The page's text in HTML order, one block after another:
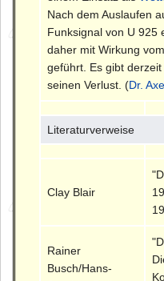
Nach dem Auslaufen
Funksignal von U 925
daher mit Wirkung
geführt. Es gibt
seinen Verlust. (Dr.
Literaturverweise
Clay Blair
Rainer
Busch/Hans-